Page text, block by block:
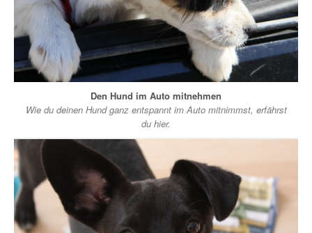
Den Hund im Auto mitnehmen
Wie du deinen Hund ganz entspannt im Auto mitnimmst, erfährst
du hier.